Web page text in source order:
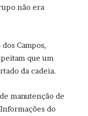
não era
Campos,
que um
da cadeia.
manutenção de
do